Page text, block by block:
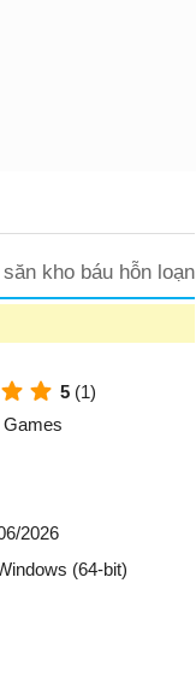
kho báu hỗn loạn
5 (1)
Games
2026
(64-bit)